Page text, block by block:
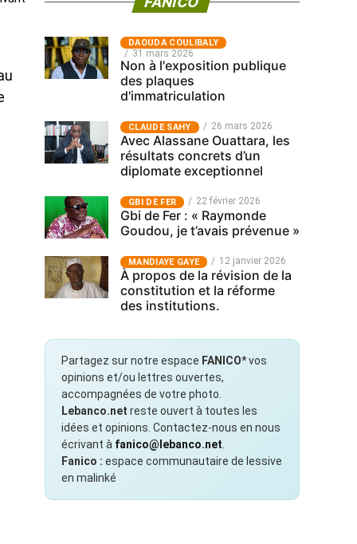
‎DAOUDA COULIBALY
31 mars 2026
Non à l'exposition publique
des plaques
d'immatriculation
CLAUDE SAHY 26 mars 2026
Avec Alassane Ouattara, les
résultats concrets d’un
diplomate exceptionnel
GBI DE FER 22 février 2026
Gbi de Fer : « Raymonde
Goudou, je t’avais prévenue »
MANDIAYE GAYE 12 janvier 2026
À propos de la révision de la
constitution et la réforme
des institutions.
Partagez sur notre espace FANICO*vos
opinions et/ou lettres ouvertes,
accompagnées de votre photo.
Lebanco.net reste ouvert à toutes les
idées et opinions. Contactez-nous en nous
écrivant à fanico@lebanco.net
Fanico : espace communautaire de lessive
en malinké